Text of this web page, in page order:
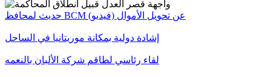
حديث لمحافظ BCM عن تحويل الأموال (فيديو)
إشادة دولية بمكانة موريتانيا في الساحل
لقاء رئاسي لطاقم شركة الألبان بالنعمه